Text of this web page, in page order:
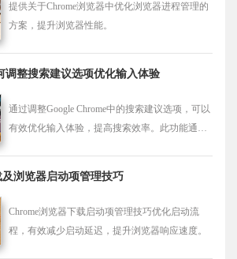
提供关于Chrome浏览器中优化浏览器进程管理的
方案，提升浏览器性能。
调整搜索建议选项优化输入体验
通过调整Google Chrome中的搜索建议选项，可以
有效优化输入体验，提高搜索效率。此功能通过
浏览器启动项管理技巧
Chrome浏览器下载启动项管理技巧优化启动流
程，有效减少启动延迟，提升浏览器响应速度。